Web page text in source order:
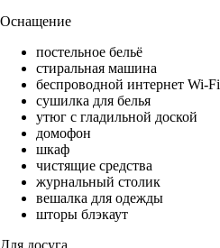
Оснащение
постельное бельё
стиральная машина
беспроводной интернет Wi-Fi
сушилка для белья
утюг с гладильной доской
домофон
шкаф
чистящие средства
журнальный столик
вешалка для одежды
шторы блэкаут
Для досуга